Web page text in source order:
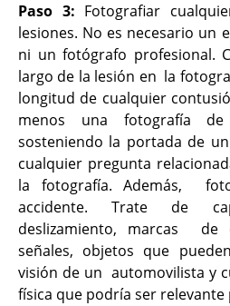
Paso 3: Fotografiar
lesiones. No es necesario un
ni un fotógrafo profesional.
largo de la lesión en la
longitud de cualquier
menos una fotografía
sosteniendo la portada de
cualquier pregunta
la fotografía. Además,
accidente. Trate de
deslizamiento, marcas de
señales, objetos que
visión de un automovilista y
física que podría ser relevante